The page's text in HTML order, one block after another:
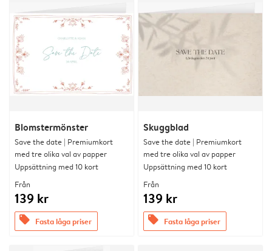
Blomstermönster
Save the date | Premiumkort
med tre olika val av papper
Uppsättning med 10 kort
Från
139 kr
offers Fasta låga priser
Skuggblad
Save the date | Premiumkort
med tre olika val av papper
Uppsättning med 10 kort
Från
139 kr
offers Fasta låga priser